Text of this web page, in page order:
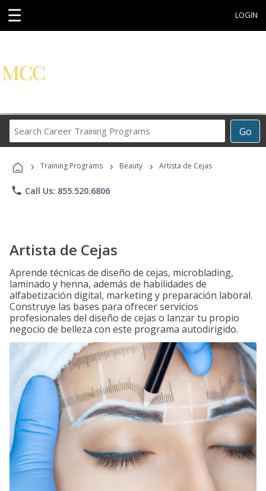
☰ LOGIN
Go
Career
Programs
› Training Programs › Beauty › Artista de Cejas
phone Call Us: 855.520.6806
Artista de Cejas
Aprende técnicas de diseño de cejas, microblading,
laminado y henna, además de habilidades de
alfabetización digital, marketing y preparación laboral.
Construye las bases para ofrecer servicios
profesionales del diseño de cejas o lanzar tu propio
negocio de belleza con este programa autodirigido.